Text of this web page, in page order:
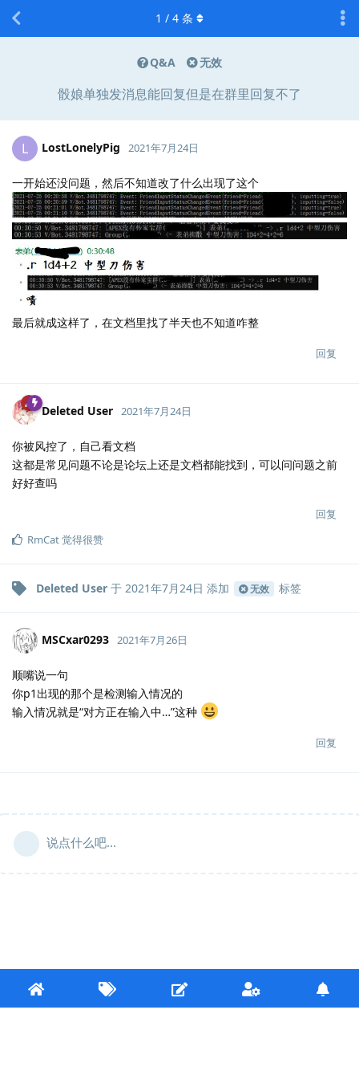
Q&A 无效
骰娘单独发消息能回复但是在群里回复不了
1 / 4 条
L LostLonelyPig 2021年7月24日
一开始还没问题，然后不知道改了什么出现了这个
最后就成这样了，在文档里找了半天也不知道咋整
回复
Deleted User 2021年7月24日
你被风控了，自己看文档
这都是常见问题不论是论坛上还是文档都能找到，可以问问题之前
好好查吗
回复
RmCat觉得很赞
Deleted User 于 2021年7月24日 添加 无效 标签
MSCxar0293 2021年7月26日
顺嘴说一句
你p1出现的那个是检测输入情况的
输入情况就是“对方正在输入中…”这种
回复
说点什么吧...